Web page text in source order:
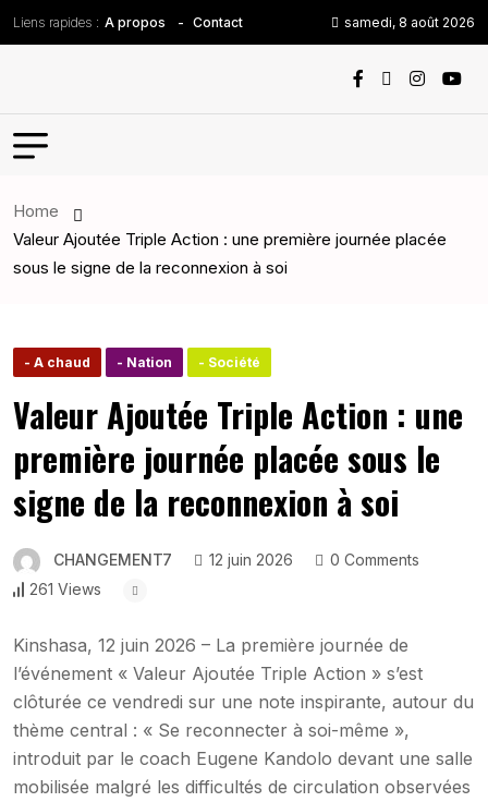
Liens rapides : A propos Contact samedi, 8 août 2026
Home
Valeur Ajoutée Triple Action : une première journée placée
sous le signe de la reconnexion à soi
- A chaud - Nation - Société
Valeur Ajoutée Triple Action : une
première journée placée sous le
signe de la reconnexion à soi
CHANGEMENT7 12 juin 2026
0 Comments
261 Views
Kinshasa, 12 juin 2026 – La première journée de
l’événement « Valeur Ajoutée Triple Action » s’est
clôturée ce vendredi sur une note inspirante, autour du
thème central : « Se reconnecter à soi-même »,
introduit par le coach Eugene Kandolo devant une salle
mobilisée malgré les difficultés de circulation observées